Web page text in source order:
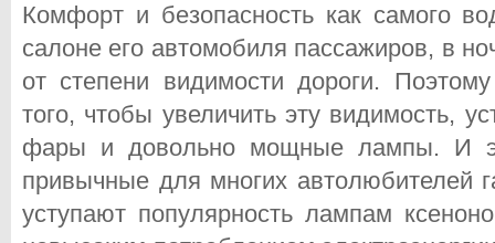
Комфорт и безопасность как самого
салоне его автомобиля пассажиров, в
от степени видимости дороги.
того, чтобы увеличить эту видимость,
фары и довольно мощные лампы. И
привычные для многих автолюбителей
уступают популярность лампам